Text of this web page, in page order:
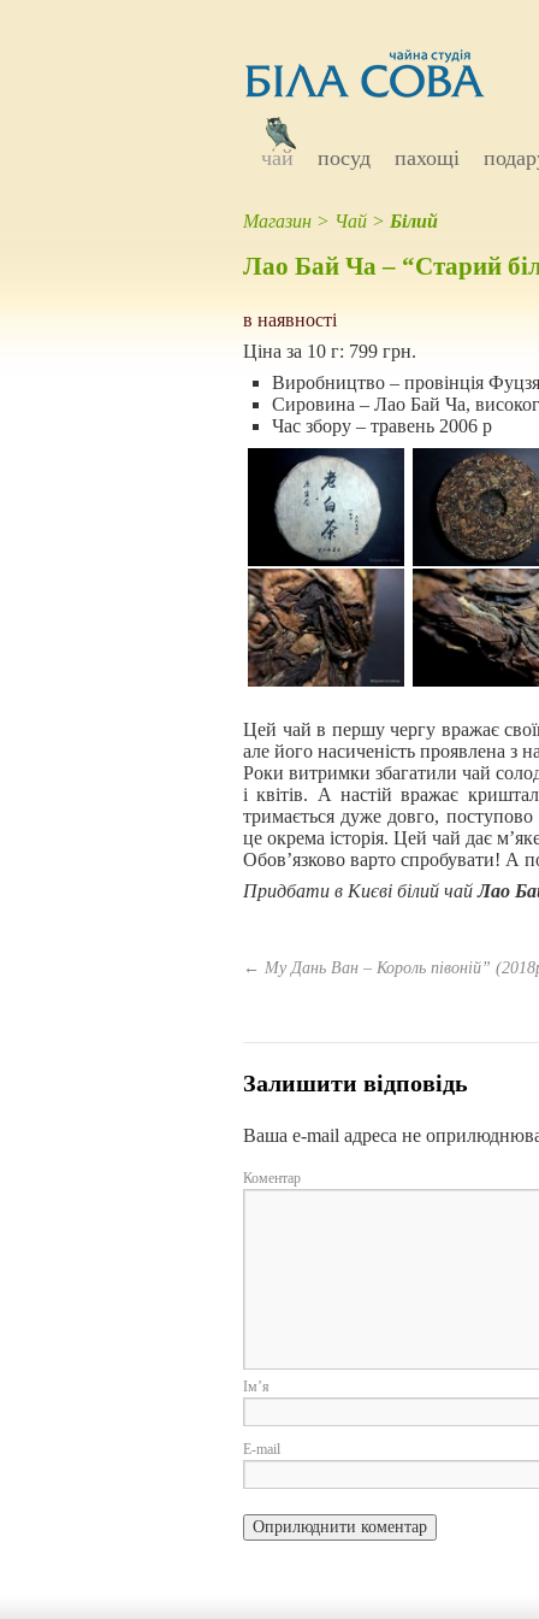
чай посуд пахощі
Магазин > Чай > Білий
Лао Бай Ча – “Старий
в наявності
Ціна за 10 г: 799 грн.
Виробництво – провінція
Сировина – Лао Бай Ча,
Час збору – травень 2006 р
Цей чай в першу чергу вражає
але його насиченість проявлена ​​з
Роки витримки збагатили чай
і квітів. А настій вражає
тримається дуже довго,
це окрема історія. Цей чай дає
Обов’язково варто спробувати! А
Придбати в Києві білий чайЛао
← Му Дань Ван – Король півоній”
Залишити відповідь
Ваша e-mail адреса не
Коментар